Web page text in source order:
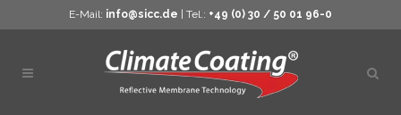
E-Mail: info@sicc.de | Tel.: +49 (0) 30 / 50 01 96-0
Abrir